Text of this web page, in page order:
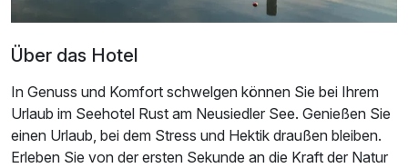
Über das Hotel
In Genuss und Komfort schwelgen können Sie bei Ihrem
Urlaub im Seehotel Rust am Neusiedler See. Genießen Sie
einen Urlaub, bei dem Stress und Hektik draußen bleiben.
Erleben Sie von der ersten Sekunde an die Kraft der Natur